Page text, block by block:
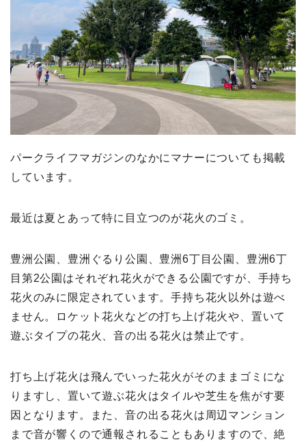
パークライフマガジンのなかにマナーについても掲載
しています。
最近は夏とあって特に目立つのが花火のゴミ。
豊洲公園、豊洲ぐるり公園、豊洲6丁目公園、豊洲6丁
目第2公園はそれぞれ花火ができる公園ですが、手持ち
花火のみに限定されています。手持ち花火以外は遊べ
ません。ロケット花火などの打ち上げ花火や、置いて
遊ぶタイプの花火、音の出る花火は禁止です。
打ち上げ花火は飛んでいった花火がそのままゴミにな
りますし、置いて遊ぶ花火はタイルや芝生を焦がす要
因となります。また、音の出る花火は周辺マンション
まで音が響くので通報されることもありますので、絶